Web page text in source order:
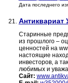
Дата последнего
21. Антиквариат
Старинные
из прошлого –
ценностей на
настоящие
инвесторов, а
любимых и
Сайт: